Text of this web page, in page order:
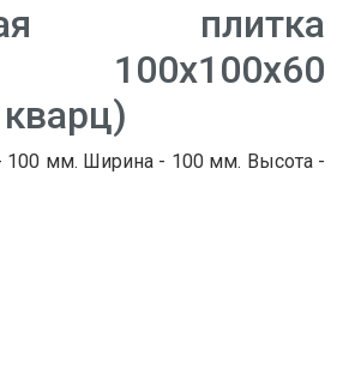
плитка
100х100х60
100 мм. Ширина - 100 мм. Высота -